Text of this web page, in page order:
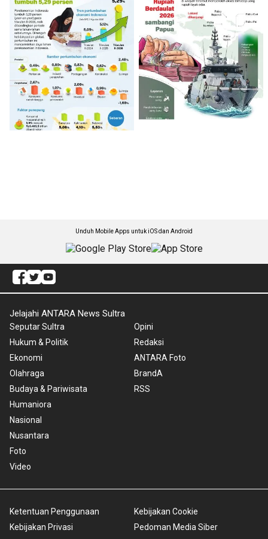
Unduh Mobile Apps untuk iOS dan Android
Jelajahi ANTARA News Sultra
Seputar Sultra
Hukum & Politik
Ekonomi
Olahraga
Budaya & Pariwisata
Humaniora
Nasional
Nusantara
Foto
Video
Opini
Redaksi
ANTARA Foto
BrandA
RSS
Ketentuan Penggunaan
Kebijakan Privasi
Kebijakan Cookie
Pedoman Media Siber